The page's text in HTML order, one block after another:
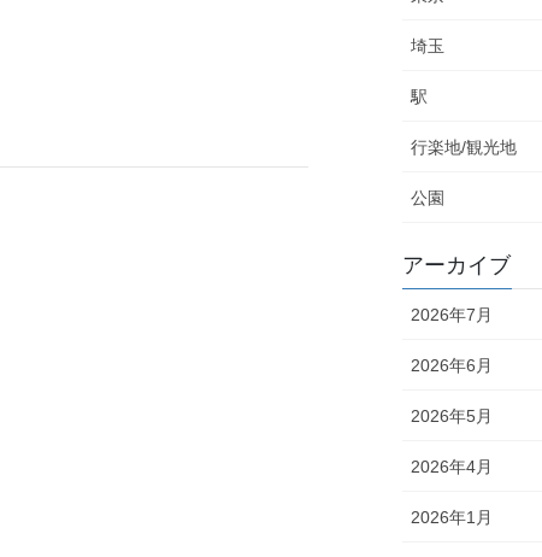
埼玉
駅
行楽地/観光地
公園
アーカイブ
2026年7月
2026年6月
2026年5月
2026年4月
2026年1月